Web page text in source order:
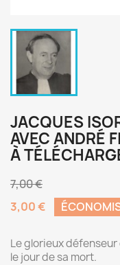
JACQUES
AVEC ANDRÉ
À
7,00 €
3,00 €
Le glorieux défenseur
le jour de sa mort.